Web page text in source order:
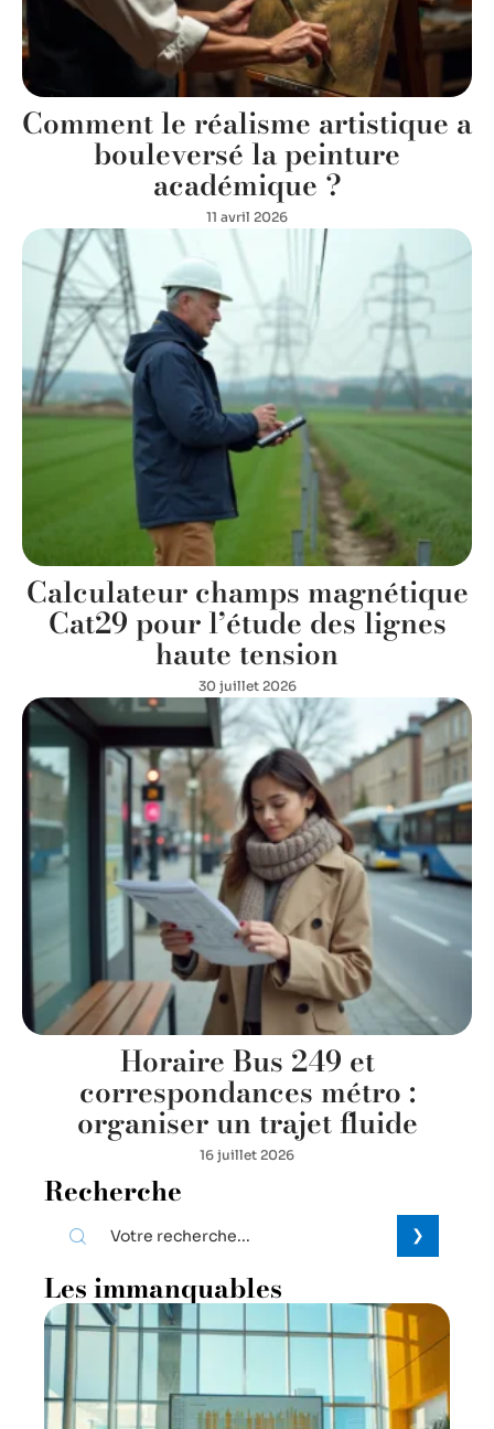
Comment le réalisme artistique a
bouleversé la peinture
académique ?
11 avril 2026
Calculateur champs magnétique
Cat29 pour l’étude des lignes
haute tension
30 juillet 2026
Horaire Bus 249 et
correspondances métro :
organiser un trajet fluide
16 juillet 2026
Recherche
Les immanquables